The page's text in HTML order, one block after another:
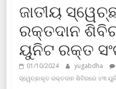
ଜାତୀୟ
ରକ୍ତଦାନ
ୟୁନିଟ ରକ୍ତ
01/10/2024 yugabdha
ସ୍ୱେଚ୍ଛାକୃତ ରକ୍ତଦାନ ଶିବିରରେ ୪୩